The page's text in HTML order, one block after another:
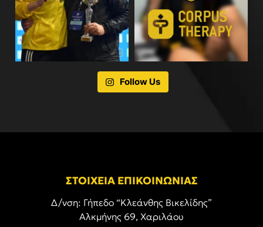
Follow Us
ΣΤΟΙΧΕΙΑ ΕΠΙΚΟΙΝΩΝΙΑΣ
Δ/νση: Γήπεδο “Κλεάνθης Βικελίδης”
Αλκμήνης 69, Χαριλάου